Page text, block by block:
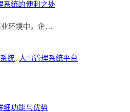
统的便利之处
业环境中，企…
统, 人事管理系统平台
细功能与优势